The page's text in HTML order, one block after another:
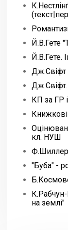
Й.В.Гете
Й.В.Гете.
Дж.Свіфт
Дж.Свіфт.
КП за ГР
кл. НУШ
Ф.Шиллер
"Буба" -
К.Рабчун-
на землі"